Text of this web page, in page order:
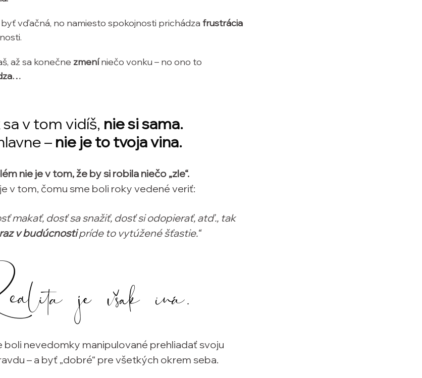
byť vďačná, no namiesto spokojnosti prichádza frustrácia
až sa konečne zmeníniečo vonku – no ono to
v tom vidíš, nie si sama.
– nie je to tvoja vina.
nie je v tom, že by si robila niečo „zle“.
v tom, čomu sme boli roky vedené veriť:
makať, dosť sa snažiť, dosť si odopierať, atď., tak
raz v budúcnostipríde to vytúžené šťastie.“
je však iná.
boli nevedomky manipulované prehliadať svoju
– a byť „dobré“ pre všetkých okrem seba.